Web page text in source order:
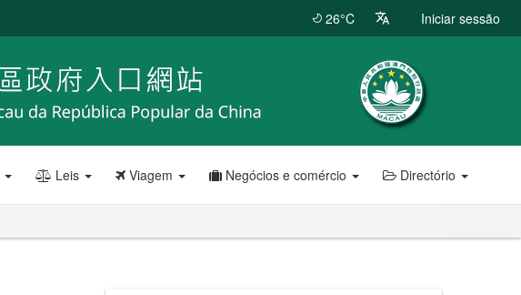
26°C Iniciar sessão
Leis Viagem Negócios e comércio Directório